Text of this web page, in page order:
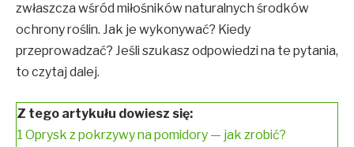
zwłaszcza wśród miłośników naturalnych środków
ochrony roślin. Jak je wykonywać? Kiedy
przeprowadzać? Jeśli szukasz odpowiedzi na te pytania,
to czytaj dalej.
Z tego artykułu dowiesz się:
1 Oprysk z pokrzywy na pomidory — jak zrobić?